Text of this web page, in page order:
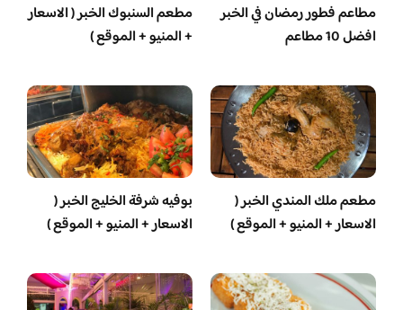
مطاعم فطور رمضان في الخبر
افضل 10 مطاعم
مطعم السنبوك الخبر ( الاسعار
+ المنيو + الموقع )
مطعم ملك المندي الخبر (
الاسعار + المنيو + الموقع )
بوفيه شرفة الخليج الخبر (
الاسعار + المنيو + الموقع )